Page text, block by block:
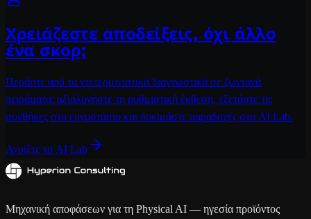
Χρειάζεστε αποδείξεις, όχι άλλο
ένα σκορ;
Περάστε από τα ντετερμινιστικά διαγνωστικά σε ζωντανά
πειράματα: αξιολογήστε τη ρυθμιστική έκθεση, εξετάστε τις
συνθήκες στο εργοστάσιο και δοκιμάστε παραδοχές στο AI Lab.
Ανοίξτε το AI Lab
Μηχανική αποφάσεων για τη Physical AI — ηγεσία προϊόντος